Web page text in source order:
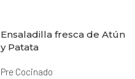
Ensaladilla fresca de Atún
y Patata
Pre Cocinado